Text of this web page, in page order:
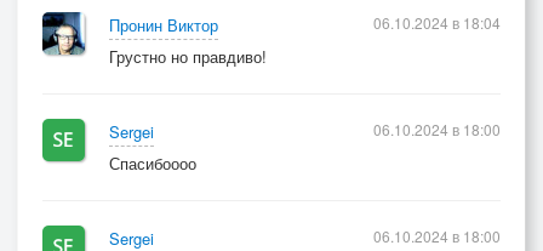
Пронин Виктор
Грустно но правдиво!
06.10.2024 в 18:04
Sergei
Спасибоооо
06.10.2024 в 18:00
Sergei
06.10.2024 в 18:00